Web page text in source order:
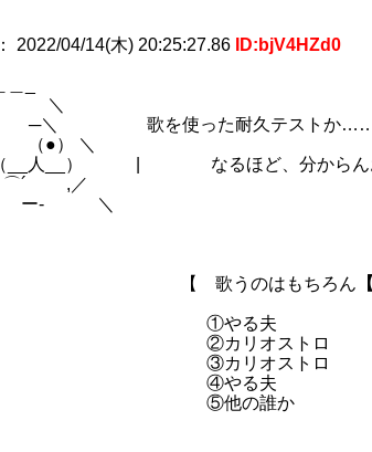
： 2022/04/14(木) 20:25:27.86 ID:bjV4HZd0
使った耐久テストか
） ＼
| なるほど、分からん
,／
＼
はもちろん
る夫
ストロ
ストロ
る夫
誰か